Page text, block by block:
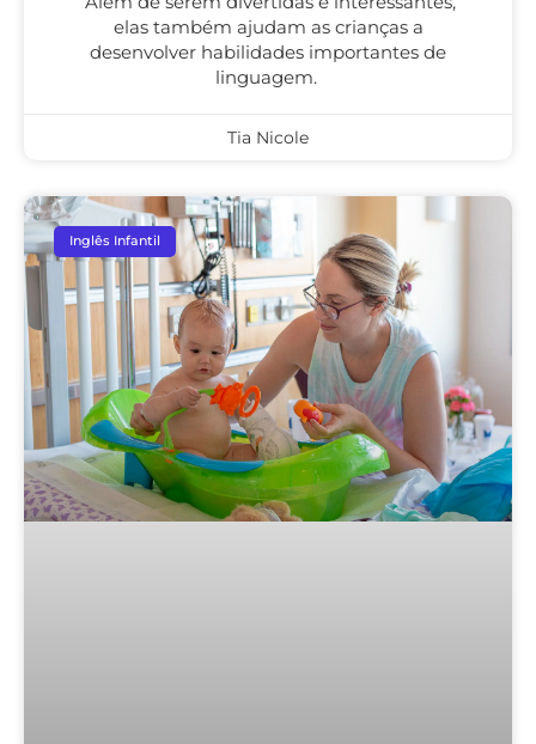
elas também ajudam as crianças a
desenvolver habilidades importantes de
linguagem.
Tia Nicole
Inglês Infantil